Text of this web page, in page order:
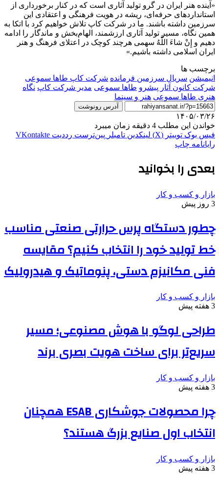
«آینده هنر ایران در گرو تولید آثاری است که در کنار برخورداری از
استانداردهای حرفه‌ای، ریشه در هویت فرهنگی و اعتقادی این
سرزمین داشته باشند. ما در شرکت کاپ تلاش خواهیم کرد با اتکا به
همین نگاه، مسیر تولید آثاری ارزشمند، الهام‌بخش و ماندگار را ادامه
دهیم و إِنْ شاءَ اللَّهُ سهمی هرچند کوچک در اعتلای فرهنگ و هنر
ایران اسلامی داشته باشیم.»
برچسب ها
انیمیشن سریال سرزمین فرمانده شرکت کاپ طاها سموعی
شرکت کانون آثار پیشرو طاها سموعی مدیر شرکت کاپ نگاه
هنری طاها سموعی هنر و سینما
آدرس رونوشت
۱۴۰۵/۰۳/۲۶
خواندن این مطلب 4 دقیقه زمان میبرد
فیس بوک توییتر (X) لینکدین ‫تامبلر ‫پین‌ترست ‫رددیت ‫VKontakte
رایانامه چاپ
بعدی را بخوانید
بازار و کسب و کار
3 روز پیش
چطور دستگاه پرس حرارتی صنعتی مناسب
خط تولید خود را انتخاب کنیم؟ مقایسه
فنی مکانیزم دستی، پنوماتیک و هیدرولیک
بازار و کسب و کار
3 هفته پیش
طراحی لوگو با هوش مصنوعی؛ مسیر
سریع‌تر برای ساخت هویت بصری برند
بازار و کسب و کار
3 هفته پیش
چرا محصولات جوشکاری ESAB همچنان
انتخاب اول صنایع بزرگ هستند؟
بازار و کسب و کار
3 هفته پیش